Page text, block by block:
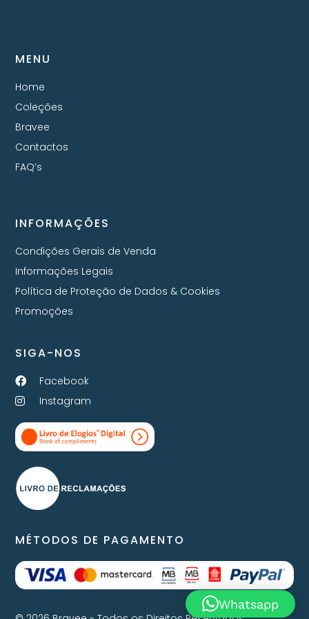
MENU
Home
Coleções
Bravee
Contactos
FAQ’s
INFORMAÇÕES
Condições Gerais de Venda
Informações Legais
Política de Proteção de Dados & Cookies
Promoções
SIGA-NOS
Facebook
Instagram
MÉTODOS DE PAGAMENTO
Whatsapp